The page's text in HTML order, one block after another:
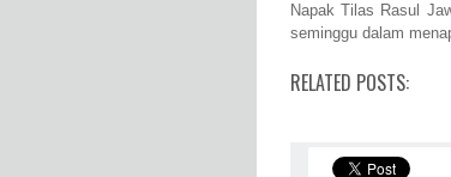
Napak Tilas Rasul
seminggu dalam
RELATED POSTS: